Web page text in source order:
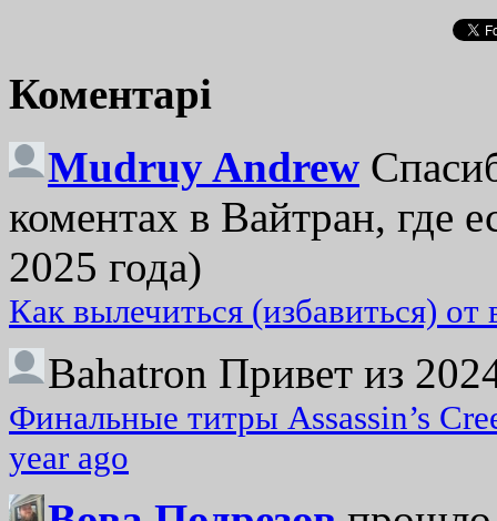
Коментарі
Mudruy Andrew
коментах в Вайтран, где
2025 года)
Как вылечиться (избавиться)
Bahatron Привет из
Финальные титры Assassin’s
year ago